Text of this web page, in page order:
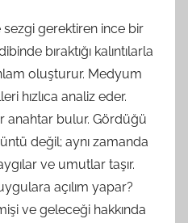
gerektiren ince bir
bıraktığı kalıntılarla
oluşturur. Medyum
hızlıca analiz eder.
anahtar bulur. Gördüğü
değil; aynı zamanda
ve umutlar taşır.
açılım yapar?
ve geleceği hakkında